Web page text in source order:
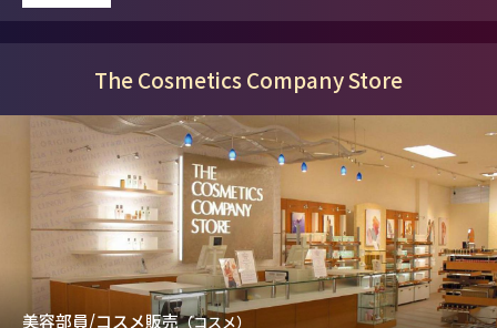
The Cosmetics Company Store
美容部員/コスメ販売（コスメ）